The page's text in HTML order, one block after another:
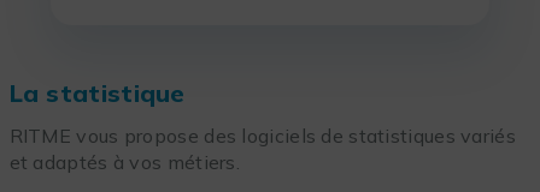
La statistique
RITME vous propose des logiciels de statistiques variés
et adaptés à vos métiers.